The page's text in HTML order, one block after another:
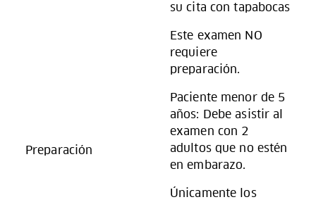
Preparación
su cita con tapabocas
Este examen NO
requiere
preparación.
Paciente menor de 5
años: Debe asistir al
examen con 2
adultos que no estén
en embarazo.
Únicamente los